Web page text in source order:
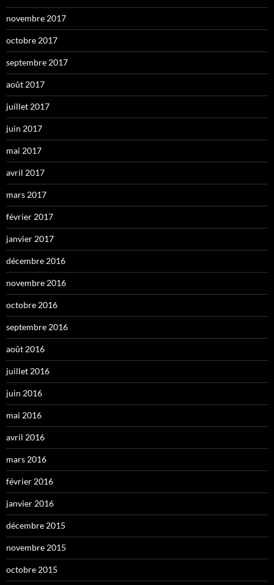
novembre 2017
octobre 2017
septembre 2017
août 2017
juillet 2017
juin 2017
mai 2017
avril 2017
mars 2017
février 2017
janvier 2017
décembre 2016
novembre 2016
octobre 2016
septembre 2016
août 2016
juillet 2016
juin 2016
mai 2016
avril 2016
mars 2016
février 2016
janvier 2016
décembre 2015
novembre 2015
octobre 2015